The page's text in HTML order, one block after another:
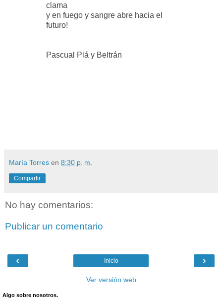
clama
y en fuego y sangre abre hacia el
futuro!
Pascual Plá y Beltrán
María Torres en 8:30 p. m.
Compartir
No hay comentarios:
Publicar un comentario
‹ ›
Inicio
Ver versión web
Algo sobre nosotros.